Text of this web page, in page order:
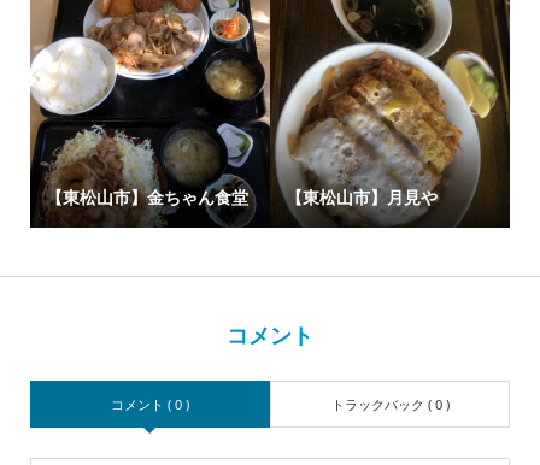
【東松山市】金ちゃん食堂 【東松山市】月見や
コメント
コメント ( 0 ) トラックバック ( 0 )